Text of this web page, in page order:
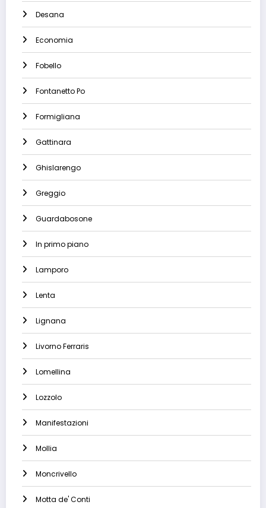
Desana
Economia
Fobello
Fontanetto Po
Formigliana
Gattinara
Ghislarengo
Greggio
Guardabosone
In primo piano
Lamporo
Lenta
Lignana
Livorno Ferraris
Lomellina
Lozzolo
Manifestazioni
Mollia
Moncrivello
Motta de' Conti